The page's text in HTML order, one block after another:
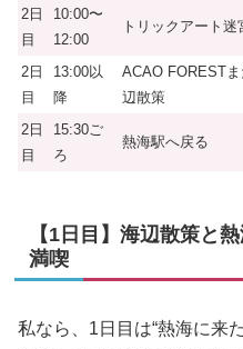
2日
目
10:00〜
12:00
トリックアート迷
2日
目
13:00以
降
ACAO FORESTま
辺散策
2日
目
15:30ご
ろ
熱海駅へ戻る
【1日目】海辺散策と
満喫
私なら、1日目は“熱海に来